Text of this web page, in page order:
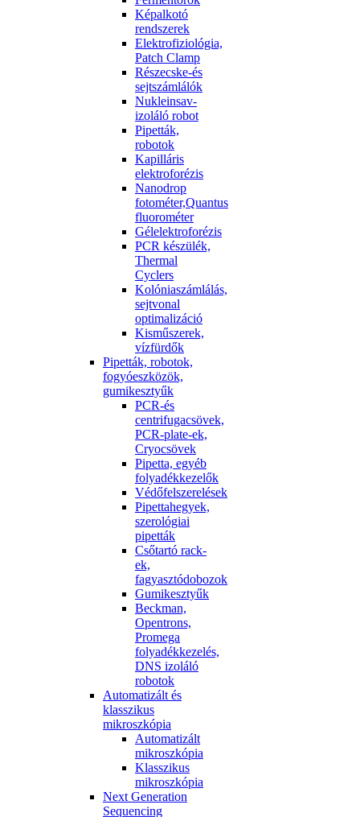
Képalkotó
rendszerek
Elektrofiziológia,
Patch Clamp
Részecske-és
sejtszámlálók
Nukleinsav-
izoláló robot
Pipetták,
robotok
Kapilláris
elektroforézis
Nanodrop
fotométer,Quantus
fluorométer
Gélelektroforézis
PCR készülék,
Thermal
Cyclers
Kolóniaszámlálás,
sejtvonal
optimalizáció
Kisműszerek,
vízfürdők
Pipetták, robotok,
fogyóeszközök,
gumikesztyűk
PCR-és
centrifugacsövek,
PCR-plate-ek,
Cryocsövek
Pipetta, egyéb
folyadékkezelők
Védőfelszerelések
Pipettahegyek,
szerológiai
pipetták
Csőtartó rack-
ek,
fagyasztódobozok
Gumikesztyűk
Beckman,
Opentrons,
Promega
folyadékkezelés,
DNS izoláló
robotok
Automatizált és
klasszikus
mikroszkópia
Automatizált
mikroszkópia
Klasszikus
mikroszkópia
Next Generation
Sequencing